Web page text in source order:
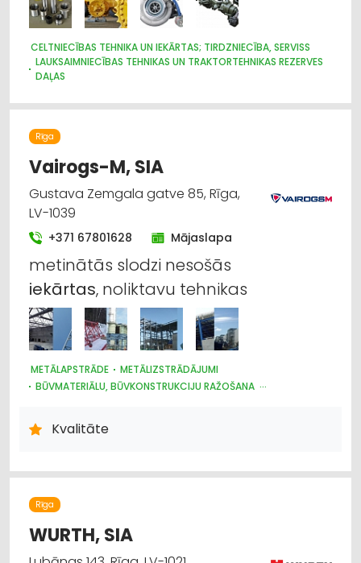
CELTNIECĪBAS TEHNIKA UN IEKĀRTAS; TIRDZNIECĪBA, SERVISS
LAUKSAIMNIECĪBAS TEHNIKAS UN TRAKTORTEHNIKAS REZERVES
DAĻAS
MEŽKOPĪBAS UN MEŽIZSTRĀDES TEHNIKA
KRAVAS AUTO, APKOPE UN REZERVES DAĻAS
IEKRAUŠANAS UN IZKRAUŠANAS TEHNIKA
LAUKSAIMNIECĪBAS TEHNIKAS UN TRAKTORTEHNIKAS
LABOŠANA, REMONTS
DZINĒJI, MOTORI, TO REMONTS
TRAKTORTEHNIKAS UZRAUDZĪBA
OSTAS, KUĢU SATIKSME
Rīga
Vairogs-M, SIA
Gustava Zemgala gatve 85, Rīga,
LV-1039
+371 67801628 Mājaslapa
metinātās slodzi nesošās
iekārtas, noliktavu tehnikas
METĀLAPSTRĀDE
METĀLIZSTRĀDĀJUMI
BŪVMATERIĀLU, BŪVKONSTRUKCIJU RAŽOŠANA
ANTENAS UN TO UZSTĀDĪŠANA
Kvalitāte
Rīga
WURTH, SIA